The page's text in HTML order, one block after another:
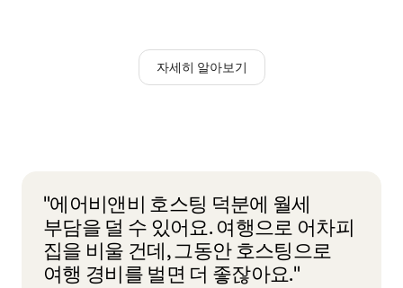
자세히 알아보기
"에어비앤비 호스팅 덕분에 월세
부담을 덜 수 있어요. 여행으로 어차피
집을 비울 건데, 그동안 호스팅으로
여행 경비를 벌면 더 좋잖아요."